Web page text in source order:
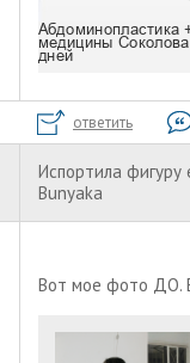
ответить
Испортила
Bunyaka
Вот мое фото ДО.